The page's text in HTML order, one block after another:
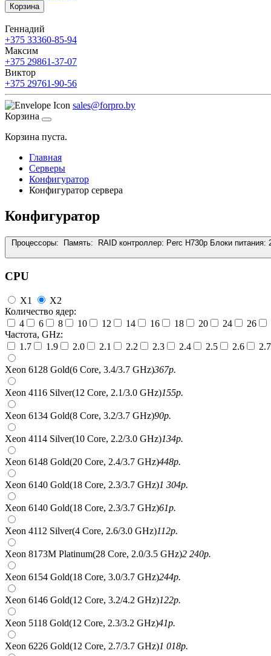
Корзина
Геннадий
+375 33360-85-94
Максим
+375 29861-37-07
Виктор
+375 29761-90-56
sales@forpro.by
Корзина
Корзина пуста.
Главная
Серверы
Конфигуратор
Конфигуратор сервера
Конфигуратор
Процессоры: Память: RAID контроллер: Perc H730p Блоки питания:
CPU
X1
X2
Количество ядер:
4
6 8 10 12 14 16 18 20 24
26
Частота, GHz:
1.7
1.9 2.0 2.1 2.2 2.3 2.4 2.5 2.6 2.7
Xeon 6128 Gold(6 Core, 3.4/3.7 GHz)367р.
Xeon 4116 Silver(12 Core, 2.1/3.0 GHz)155р.
Xeon 6134 Gold(8 Core, 3.2/3.7 GHz)90р.
Xeon 4114 Silver(10 Core, 2.2/3.0 GHz)134р.
Xeon 6148 Gold(20 Core, 2.4/3.7 GHz)448р.
Xeon 6140 Gold(18 Core, 2.3/3.7 GHz)1 304р.
Xeon 6140 Gold(18 Core, 2.3/3.7 GHz)61р.
Xeon 4112 Silver(4 Core, 2.6/3.0 GHz)112р.
Xeon 8173M Platinum(28 Core, 2.0/3.5 GHz)2 240р.
Xeon 6154 Gold(18 Core, 3.0/3.7 GHz)244р.
Xeon 6146 Gold(12 Core, 3.2/4.2 GHz)122р.
Xeon 5118 Gold(12 Core, 2.3/3.2 GHz)41р.
Xeon 6226 Gold(12 Core, 2.7/3.7 GHz)1 018р.